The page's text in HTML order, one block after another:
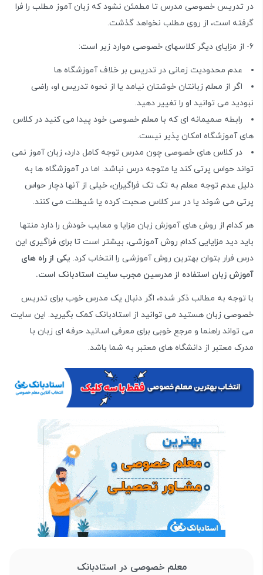
در تدریس خصوصی مدرس تا مطمئن نشود که زبان آموز مطلب را فرا
گرفته است، از روی مطلب نخواهد گذشت.
6- از مزایای دیگر کلاسهای خصوصی موارد زیر است:
عدم محدودیت زمانی در تدریس بر خلاف آموزشگاه ها
اگر از معلم زبانتان خوشتان نیامد یا از نحوه تدریس او، راضی
نبودید می توانید او را تغییر دهید.
رابطه صمیمانه ای که با معلم خصوصی خود پیدا می کنید در کلاس
های آموزشگاه امکان پذیر نیست.
در کلاس های خصوصی چون مدرس توجه کامل دارد، زبان آموز نمی
تواند حواس پرتی کند یا متوجه درس نباشد. اما در آموزشگاه ها به
دلیل عدم توجه معلم به تک تک فراگیران، خیلی از آنها دچار حواس
پرتی می شوند یا در سر کلاس صحبت کرده یا شیطنت می کنند.
هر کدام از روش های آموزش زبان مزایا و معایب خودش را دارد منتها
باید دید مزایایی کدام روش آموزشی، بیشتر است تا برای فراگیری این
درس فرار بتوان بهترین روش آموزشی را انتخاب کرد. یکی از راه های
آموزش زبان استفاده از مدرسین مجرب سایت استادبانک است.
با توجه به مطالب ذکر شده، اگر دنبال یک مدرس خوب برای تدریس
خصوصی زبان هستید می توانید از استادبانک کمک بگیرید. این سایت
می تواند راهنما و مرجع خوبی برای معرفی اساتید حرفه ای زبان با
مدرک معتبر از دانشگاه های معتبر به شما باشد.
معلم خصوصی در استادبانک